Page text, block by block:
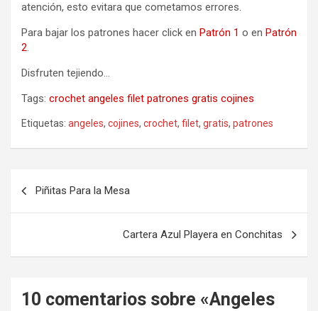
atención, esto evitara que cometamos errores.
Para bajar los patrones hacer click en Patrón 1 o en Patrón
2.
Disfruten tejiendo…
Tags: crochet angeles filet patrones gratis cojines
Etiquetas: angeles, cojines, crochet, filet, gratis, patrones
Piñitas Para la Mesa
Cartera Azul Playera en Conchitas
10 comentarios sobre «Angeles